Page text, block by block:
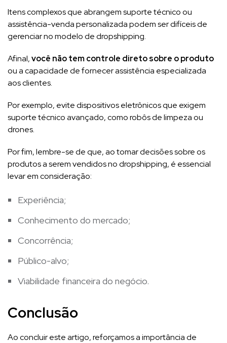
Itens complexos que abrangem suporte técnico ou
assistência-venda personalizada podem ser difíceis de
gerenciar no modelo de dropshipping.
Afinal,você não tem controle direto sobre o produto
ou a capacidade de fornecer assistência especializada
aos clientes.
Por exemplo, evite dispositivos eletrônicos que exigem
suporte técnico avançado, como robôs de limpeza ou
drones.
Por fim, lembre-se de que, ao tomar decisões sobre os
produtos a serem vendidos no dropshipping, é essencial
levar em consideração:
Experiência;
Conhecimento do mercado;
Concorrência;
Público-alvo;
Viabilidade financeira do negócio.
Conclusão
Ao concluir este artigo, reforçamos a importância de